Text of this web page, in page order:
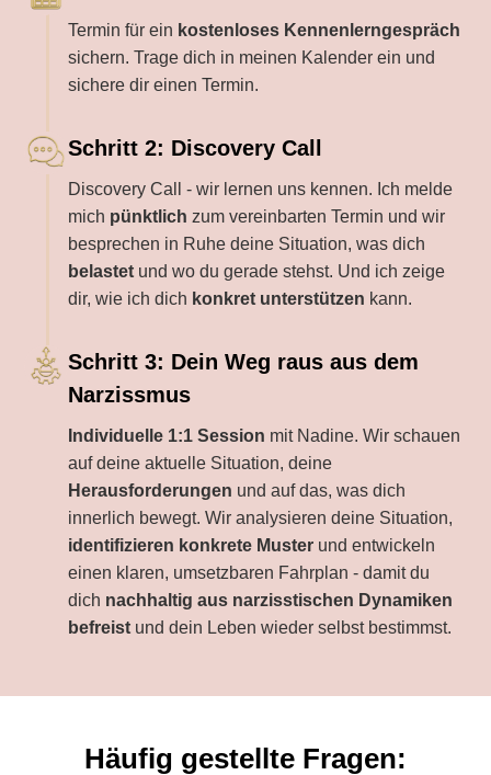
Termin für ein kostenloses Kennenlerngespräch
sichern. Trage dich in meinen Kalender ein und
sichere dir einen Termin.
Schritt 2: Discovery Call
Discovery Call - wir lernen uns kennen. Ich melde
mich pünktlich zum vereinbarten Termin und wir
besprechen in Ruhe deine Situation, was dich
belastet und wo du gerade stehst. Und ich zeige
dir, wie ich dich konkret unterstützen kann.
Schritt 3: Dein Weg raus aus dem
Narzissmus
Individuelle 1:1 Session mit Nadine. Wir schauen
auf deine aktuelle Situation, deine
Herausforderungen und auf das, was dich
innerlich bewegt. Wir analysieren deine Situation,
identifizieren konkrete Muster und entwickeln
einen klaren, umsetzbaren Fahrplan - damit du
dich nachhaltig aus narzisstischen Dynamiken
befreist und dein Leben wieder selbst bestimmst.
Häufig gestellte Fragen: